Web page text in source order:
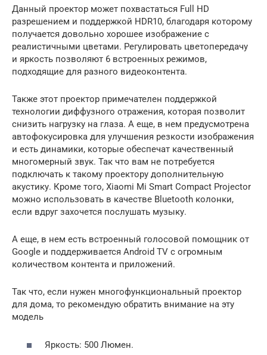
Данный проектор может похвастаться Full HD
разрешением и поддержкой HDR10, благодаря которому
получается довольно хорошее изображение с
реалистичными цветами. Регулировать цветопередачу
и яркость позволяют 6 встроенных режимов,
подходящие для разного видеоконтента.
Также этот проектор примечателен поддержкой
технологии диффузного отражения, которая позволит
снизить нагрузку на глаза. А еще, в нем предусмотрена
автофокусировка для улучшения резкости изображения
и есть динамики, которые обеспечат качественный
многомерный звук. Так что вам не потребуется
подключать к такому проектору дополнительную
акустику. Кроме того, Xiaomi Mi Smart Compact Projector
можно использовать в качестве Bluetooth колонки,
если вдруг захочется послушать музыку.
А еще, в нем есть встроенный голосовой помощник от
Google и поддерживается Android TV с огромным
количеством контента и приложений.
Так что, если нужен многофункциональный проектор
для дома, то рекомендую обратить внимание на эту
модель
Яркость: 500 Люмен.